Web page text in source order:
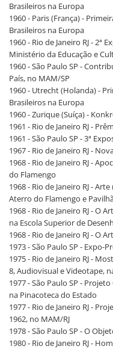
Brasileiros na Europa
1960 - Paris (França) -
Brasileiros na Europa
1960 - Rio de Janeiro RJ - 2ª
Ministério da Educação e
1960 - São Paulo SP -
País, no MAM/SP
1960 - Utrecht (Holanda) -
Brasileiros na Europa
1960 - Zurique (Suíça) -
1961 - Rio de Janeiro RJ -
1961 - São Paulo SP - 3ª
1967 - Rio de Janeiro RJ -
1968 - Rio de Janeiro RJ -
do Flamengo
1968 - Rio de Janeiro RJ -
Aterro do Flamengo e
1968 - Rio de Janeiro RJ - O
na Escola Superior de
1968 - Rio de Janeiro RJ - O
1973 - São Paulo SP - Expo-
1975 - Rio de Janeiro RJ -
8, Audiovisual e Videotape,
1977 - São Paulo SP -
na Pinacoteca do Estado
1977 - Rio de Janeiro RJ -
1962, no MAM/RJ
1978 - São Paulo SP - O
1980 - Rio de Janeiro RJ -